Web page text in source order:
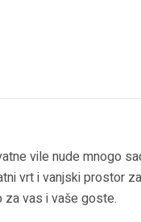
vile nude mnogo
vrt i vanjski prostor
za vas i vaše goste.